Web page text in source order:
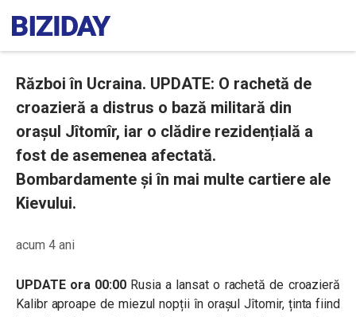
Război în Ucraina. UPDATE: O rachetă de
croazieră a distrus o bază militară din
orașul Jîtomîr, iar o clădire rezidențială a
fost de asemenea afectată.
Bombardamente și în mai multe cartiere ale
Kievului.
acum 4 ani
UPDATE ora 00:00 Rusia a lansat o rachetă de croazieră
Kalibr aproape de miezul nopții în orașul Jîtomir, ținta fiind